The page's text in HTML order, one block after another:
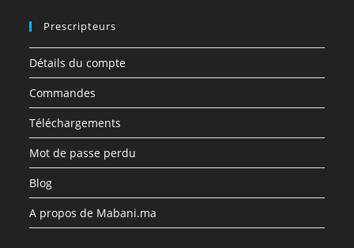
Prescripteurs
Détails du compte
Commandes
Téléchargements
Mot de passe perdu
Blog
A propos de Mabani.ma